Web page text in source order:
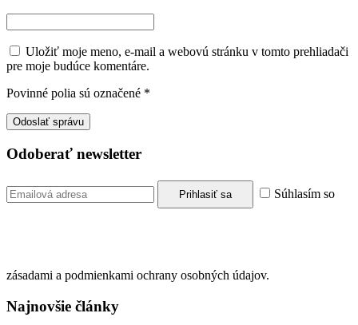
Uložiť moje meno, e-mail a webovú stránku v tomto prehliadači
pre moje budúce komentáre.
Povinné polia sú označené *
Odoberať newsletter
Súhlasím so
zásadami a podmienkami ochrany osobných údajov.
Najnovšie články